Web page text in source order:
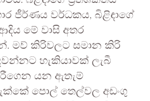
ජීර්ණය වර්ධකය, බිළිඳාගේ
මේ වාසි අතර
මව් කිරිවලට සමාන කිරි
හැකියාවක් ලැබී
යන ඇතැම්
පොල් තෙල්වල අඩංගු